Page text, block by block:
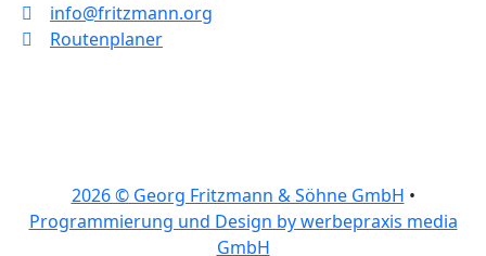
info@fritzmann.org
Routenplaner
2026 © Georg Fritzmann & Söhne GmbH •
Programmierung und Design by werbepraxis media
GmbH